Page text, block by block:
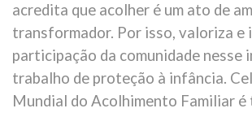
acredita que acolher é um ato de
transformador. Por isso, valoriza e
participação da comunidade nesse
trabalho de proteção à infância.
Mundial do Acolhimento Familiar é